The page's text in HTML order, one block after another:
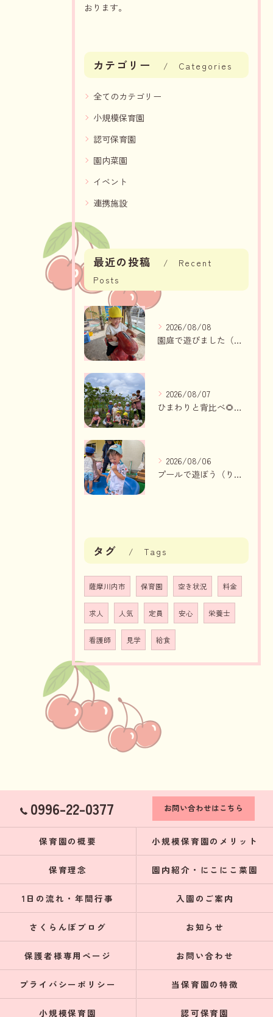
おります。
カテゴリー Categories
全てのカテゴリー
小規模保育園
認可保育園
園内菜園
イベント
連携施設
最近の投稿
Recent
Posts
2026/08/08
園庭で遊びました（いちご組、りんご組）
2026/08/07
ひまわりと背比べ🌻（りんご組、いちご組）
2026/08/06
プールで遊ぼう（りんご組、いちご組）
タグ Tags
薩摩川内市 保育園 空き状況 料金
求人 人気 定員 安心 栄養士
看護師 見学 給食
0996-22-0377 お問い合わせはこちら
保育園の概要 小規模保育園のメリット
保育理念 園内紹介・にこにこ菜園
1日の流れ・年間行事 入園のご案内
さくらんぼブログ お知らせ
保護者様専用ページ お問い合わせ
プライバシーポリシー 当保育園の特徴
小規模保育園 認可保育園